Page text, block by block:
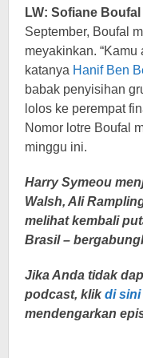
LW: Sofiane Boufal
September, Boufal
meyakinkan.
katanya Hanif Ben
babak penyisihan
lolos ke perempat
Nomor lotre Boufal
minggu ini.
Harry Symeou
Walsh, Ali
melihat kembali
Brasil –
Jika Anda tidak
podcast, klikdi sini
mendengarkan